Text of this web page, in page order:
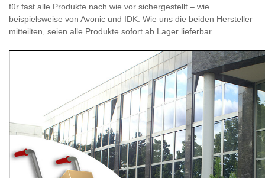
für fast alle Produkte nach wie vor sichergestellt – wie
beispielsweise von Avonic und IDK. Wie uns die beiden Hersteller
mitteilten, seien alle Produkte sofort ab Lager lieferbar.